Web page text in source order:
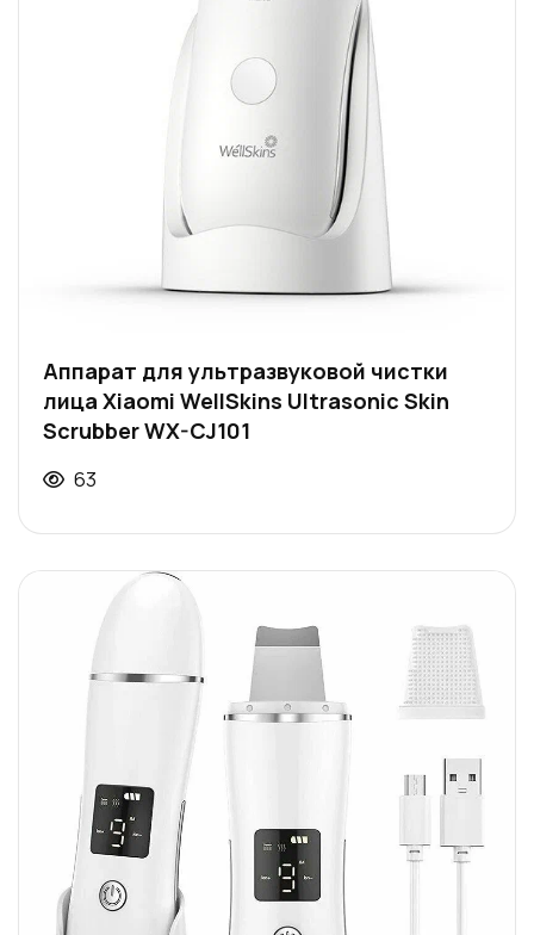
Аппарат для ультразвуковой чистки
лица Xiaomi WellSkins Ultrasonic Skin
Scrubber WX-CJ101
63